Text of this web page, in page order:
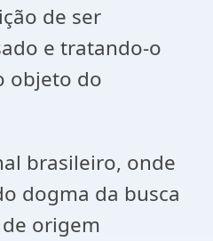
de ser
e tratando-o
objeto do
brasileiro, onde
dogma da busca
origem